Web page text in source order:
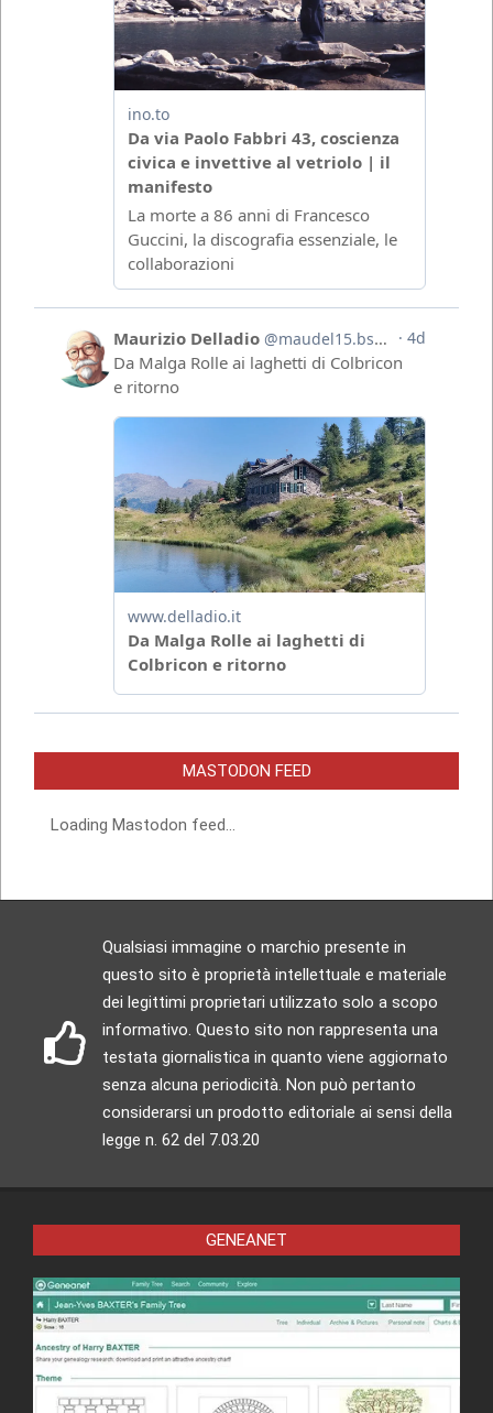
MASTODON FEED
Loading Mastodon feed...
Qualsiasi immagine o marchio presente in
questo sito è proprietà intellettuale e materiale
dei legittimi proprietari utilizzato solo a scopo
informativo. Questo sito non rappresenta una
testata giornalistica in quanto viene aggiornato
senza alcuna periodicità. Non può pertanto
considerarsi un prodotto editoriale ai sensi della
legge n. 62 del 7.03.20
GENEANET